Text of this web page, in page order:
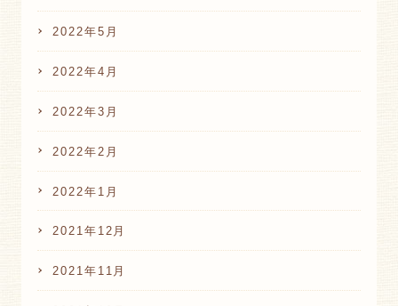
2022年5月
2022年4月
2022年3月
2022年2月
2022年1月
2021年12月
2021年11月